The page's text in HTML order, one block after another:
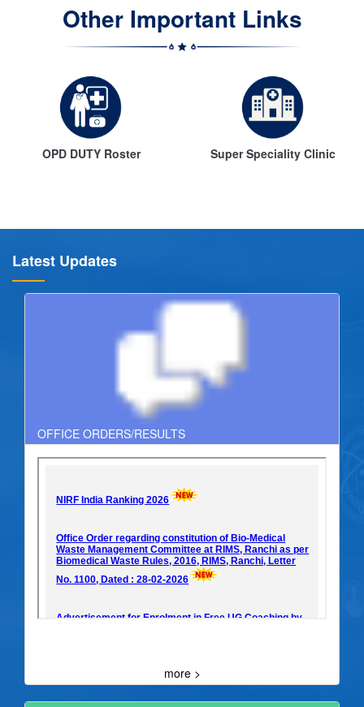
Other Important Links
OPD DUTY Roster Super Speciality Clinic
Latest Updates
OFFICE ORDERS/RESULTS
more >